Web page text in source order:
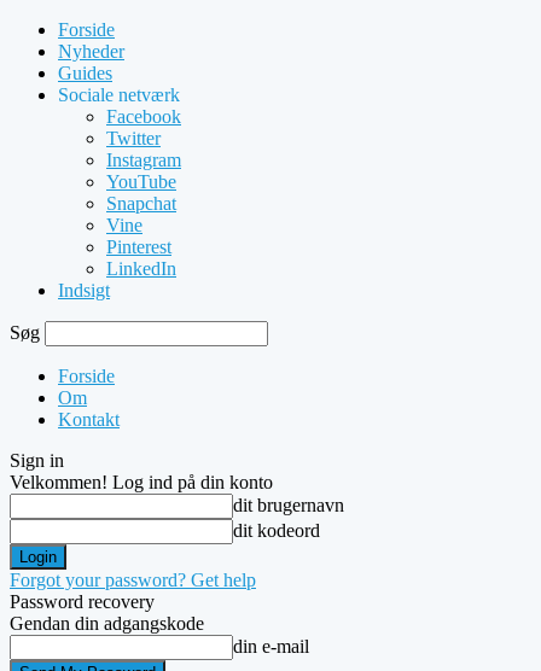
Forside
Nyheder
Guides
Sociale netværk
Facebook
Twitter
Instagram
YouTube
Snapchat
Vine
Pinterest
LinkedIn
Indsigt
Søg
Forside
Om
Kontakt
Sign in
Velkommen! Log ind på din konto
dit brugernavn
dit kodeord
Forgot your password? Get help
Password recovery
Gendan din adgangskode
din e-mail